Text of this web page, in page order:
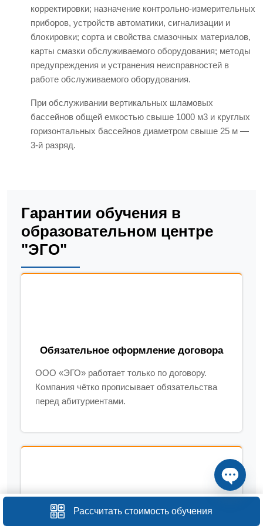
корректировки; назначение контрольно-измерительных
приборов, устройств автоматики, сигнализации и
блокировки; сорта и свойства смазочных материалов,
карты смазки обслуживаемого оборудования; методы
предупреждения и устранения неисправностей в
работе обслуживаемого оборудования.
При обслуживании вертикальных шламовых
бассейнов общей емкостью свыше 1000 м3 и круглых
горизонтальных бассейнов диаметром свыше 25 м —
3-й разряд.
Гарантии обучения в
образовательном центре
"ЭГО"
Обязательное оформление договора
ООО «ЭГО» работает только по договору.
Компания чётко прописывает обязательства
перед абитуриентами.
Документы установленного образца
Open
Рассчитать стоимость обучения